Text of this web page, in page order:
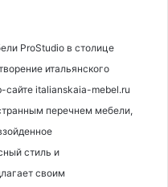
ProStudio в столице
итальянского
italianskaia-mebel.ru
перечнем мебели,
стиль и
своим